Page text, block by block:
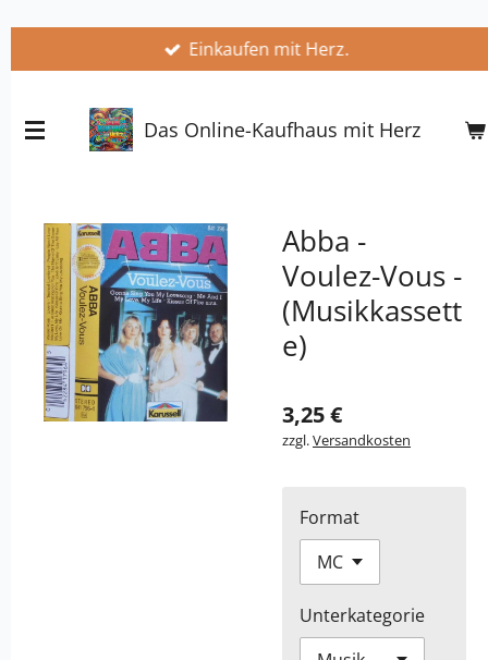
springen
Einkaufen mit Herz.
Das Online-Kaufhaus mit Herz
Abba -
Voulez-Vous -
(Musikkassett
e)
3,25 €
zzgl.Versandkosten
Format
Unterkategorie